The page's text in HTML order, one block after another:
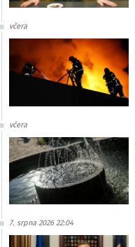
včera
včera
7. srpna 2026 22:04